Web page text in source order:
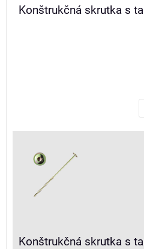
Konštrukčná skrutka s
Konštrukčná skrutka s